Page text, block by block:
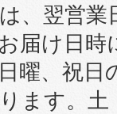
、翌営
届け日時
曜、祝日
ます。土